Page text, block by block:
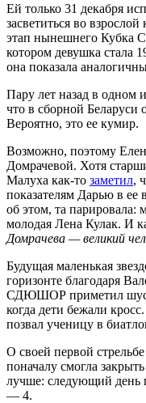
Ей только 31 декабря
засветиться во
этап нынешнего Кубка
котором девушка стала
она показала
Пару лет назад в одном
что в сборной
Вероятно, это ее кумир.
Возможно, поэтому
Домрачевой. Хотя
Малуха как-то заметил,
показателям Дарью в ее
об этом, та парировала:
молодая Лена Кулак. И
Домрачева — великий
Будущая маленькая
горизонте благодаря
СДЮШОР приметил
когда дети бежали
позвал ученицу в
О своей первой
поначалу смогла
лучше: следующий день
— 4.